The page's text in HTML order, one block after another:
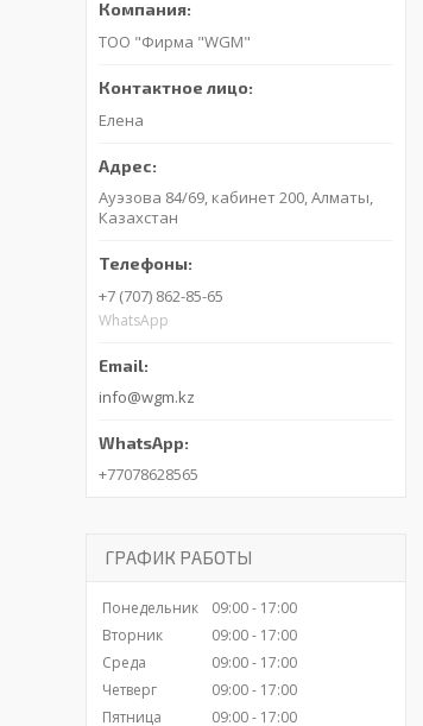
ТОО "Фирма "WGM"
Елена
Ауэзова 84/69, кабинет 200, Алматы,
Казахстан
+7 (707) 862-85-65
WhatsApp
info@wgm.kz
+77078628565
ГРАФИК РАБОТЫ
Понедельник 09:00
17:00
Вторник
09:00
17:00
Среда
09:00
17:00
Четверг
09:00
17:00
Пятница
09:00 17:00